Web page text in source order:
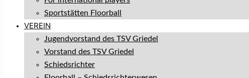
Sportstätten Floorball
VEREIN
Jugendvorstand des TSV Griedel
Vorstand des TSV Griedel
Schiedsrichter